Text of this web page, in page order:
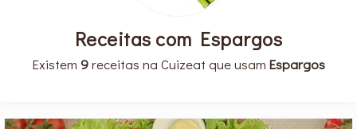
Receitas com Espargos
Existem 9receitas na Cuizeat que usam Espargos